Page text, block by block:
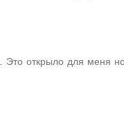
Это открыло для меня